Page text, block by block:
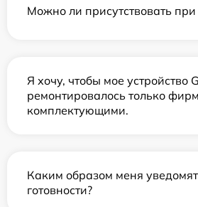
Можно ли присутствовать при
Я хочу, чтобы мое устройство
ремонтировалось только
комплектующими.
Каким образом меня
готовности?